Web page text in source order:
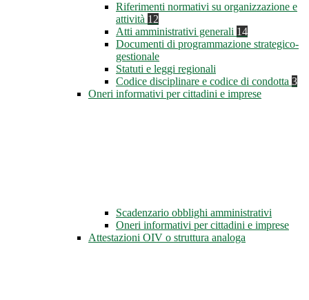
Riferimenti normativi su organizzazione e
attività 12
Atti amministrativi generali 14
Documenti di programmazione strategico-
gestionale
Statuti e leggi regionali
Codice disciplinare e codice di condotta 3
Oneri informativi per cittadini e imprese
Scadenzario obblighi amministrativi
Oneri informativi per cittadini e imprese
Attestazioni OIV o struttura analoga